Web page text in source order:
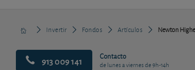
Invertir Fondos Artículos Newton
913 009 141 Contacto
de lunes a viernes de 9h-14h